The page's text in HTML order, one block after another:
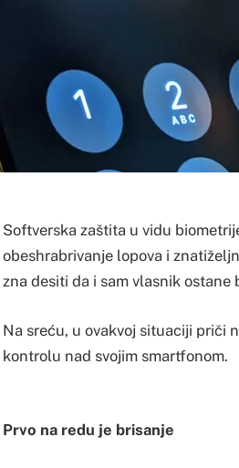
Softverska zaštita u vidu
obeshrabrivanje lopova i
zna desiti da i sam vlasnik ostane
Na sreću, u ovakvoj situaciji priči
kontrolu nad svojim smartfonom.
Prvo na redu je brisanje